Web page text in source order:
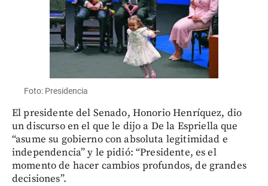
Foto: Presidencia
El presidente del Senado, Honorio Henríquez, dio
un discurso en el que le dijo a De la Espriella que
“asume su gobierno con absoluta legitimidad e
independencia” y le pidió: “Presidente, es el
momento de hacer cambios profundos, de grandes
decisiones”.